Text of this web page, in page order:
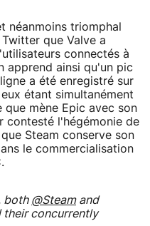
néanmoins triomphal
que Valve a
connectés à
apprend ainsi qu'un pic
a été enregistré sur
étant simultanément
que mène Epic avec son
contesté l'hégémonie de
Steam conserve son
le commercialisation
both @Steamand
their concurrently